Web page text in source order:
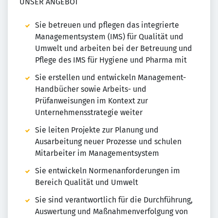
Sie betreuen und pflegen das integrierte
Managementsystem (IMS) für Qualität und
Umwelt und arbeiten bei der Betreuung und
Pflege des IMS für Hygiene und Pharma mit
Sie erstellen und entwickeln Management-
Handbücher sowie Arbeits- und
Prüfanweisungen im Kontext zur
Unternehmensstrategie weiter
Sie leiten Projekte zur Planung und
Ausarbeitung neuer Prozesse und schulen
Mitarbeiter im Managementsystem
Sie entwickeln Normenanforderungen im
Bereich Qualität und Umwelt
Sie sind verantwortlich für die Durchführung,
Auswertung und Maßnahmenverfolgung von